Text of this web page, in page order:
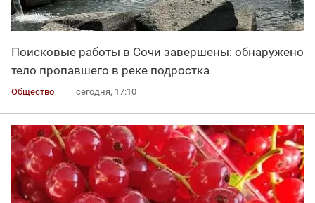
Поисковые работы в Сочи завершены: обнаружено
тело пропавшего в реке подростка
Общество сегодня, 17:10